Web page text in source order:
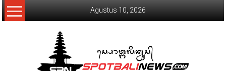
Lompat
ke
Agustus 10, 2026